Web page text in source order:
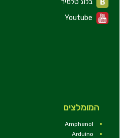
Youtube
המומלצים
Amphenol
Arduino